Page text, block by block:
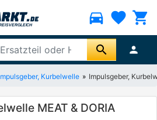
directions_car favorite shopping_cart
search person
Kurbelwelle Impulsgeber,
MEAT & DORIA